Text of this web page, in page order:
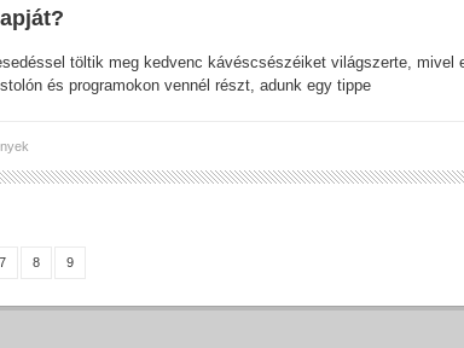
töltik meg kedvenc kávéscsészéiket világszerte, mivel
és programokon vennél részt, adunk egy tippe
7 8 9